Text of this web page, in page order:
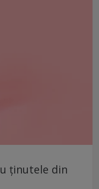
ținutele din